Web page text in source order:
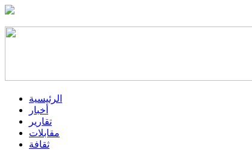
الرئيسية
أخبار
تقارير
مقابلات
ثقافة